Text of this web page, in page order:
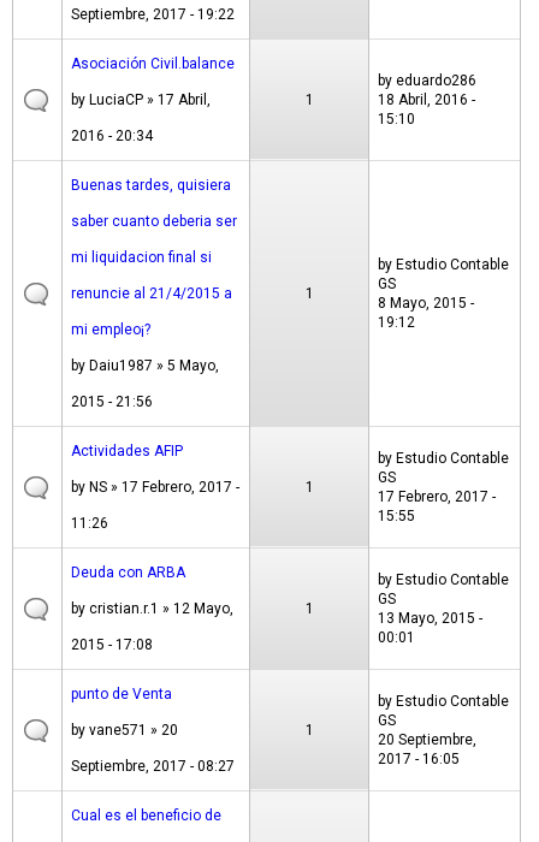
Septiembre, 2017 - 19:22
Asociación Civil.balance
by LuciaCP » 17 Abril,
2016 - 20:34
1
by eduardo286
18 Abril, 2016 -
15:10
Buenas tardes, quisiera
saber cuanto deberia ser
mi liquidacion final si
renuncie al 21/4/2015 a
mi empleo¡?
by Daiu1987 » 5 Mayo,
2015 - 21:56
1
by Estudio Contable
GS
8 Mayo, 2015 -
19:12
Actividades AFIP
by NS » 17 Febrero, 2017 -
11:26
1
by Estudio Contable
GS
17 Febrero, 2017 -
15:55
Deuda con ARBA
by cristian.r.1 » 12 Mayo,
2015 - 17:08
1
by Estudio Contable
GS
13 Mayo, 2015 -
00:01
punto de Venta
by vane571 » 20
Septiembre, 2017 - 08:27
1
by Estudio Contable
GS
20 Septiembre,
2017 - 16:05
Cual es el beneficio de